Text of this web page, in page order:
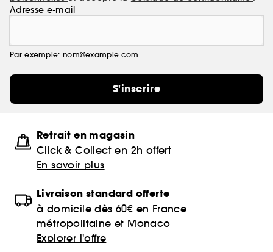
Adresse e-mail
Par exemple: nom@example.com
S'inscrire
Retrait en magasin
Click & Collect en 2h offert
En savoir plus
Livraison standard offerte
à domicile dès 60€ en France
métropolitaine et Monaco
Explorer l'offre